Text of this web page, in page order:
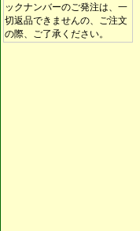
ックナンバーのご発注は、一
切返品できませんの、ご注文
の際、ご了承ください。